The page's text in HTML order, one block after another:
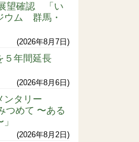
望確認 「い
ウム 群馬・
2026年8月7日
５年間延長
2026年8月6日
ンタリー
つめて 〜ある
2026年8月2日